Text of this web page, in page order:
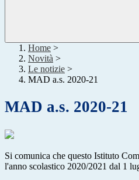
Home >
Novità >
Le notizie >
MAD a.s. 2020-21
MAD a.s. 2020-21
Si comunica che questo Istituto
l'anno scolastico 2020/2021 dal 1